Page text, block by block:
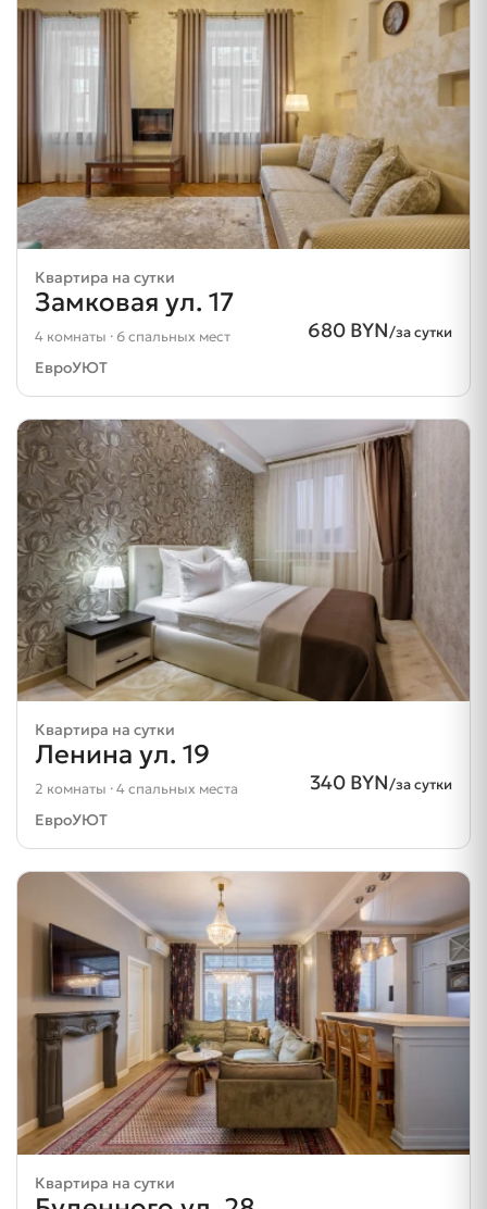
Квартира на сутки
Замковая ул. 17
680 BYN/за сутки
4 комнаты · 6 спальных мест
ЕвроУЮТ
Квартира на сутки
Ленина ул. 19
340 BYN/за сутки
2 комнаты · 4 спальных места
ЕвроУЮТ
Квартира на сутки